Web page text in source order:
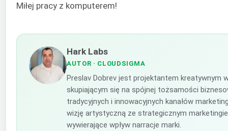
Miłej pracy z komputerem!
Hark Labs
AUTOR · CLOUDSIGMA
Preslav Dobrev jest projektantem kreatywnym
skupiającym się na spójnej tożsamości
tradycyjnych i innowacyjnych kanałów
wizję artystyczną ze strategicznym
wywierające wpływ narracje marki.